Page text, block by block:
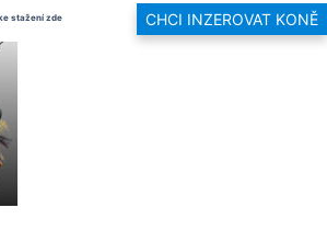
CHCI INZEROVAT KONĚ
stažení zde